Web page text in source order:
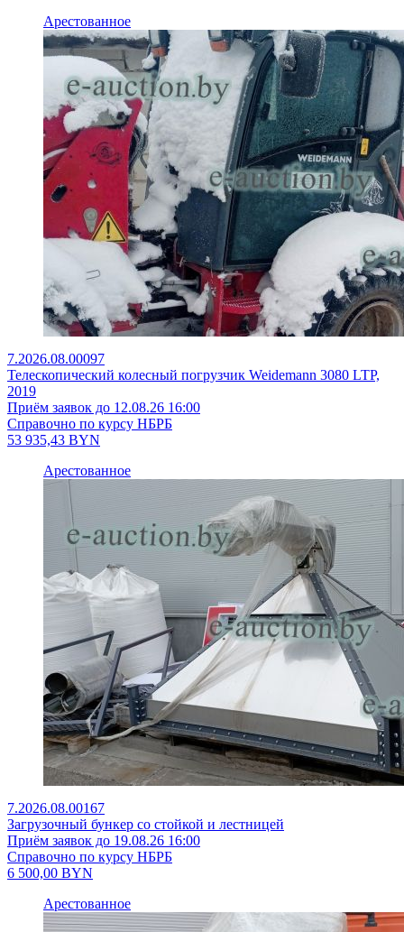
Арестованное
7.2026.08.00097
Телескопический колесный погрузчик Weidemann 3080 LTP,
2019
Приём заявок до 12.08.26 16:00
Справочно по курсу НБРБ
53 935,43 BYN
Арестованное
7.2026.08.00167
Загрузочный бункер со стойкой и лестницей
Приём заявок до 19.08.26 16:00
Справочно по курсу НБРБ
6 500,00 BYN
Арестованное